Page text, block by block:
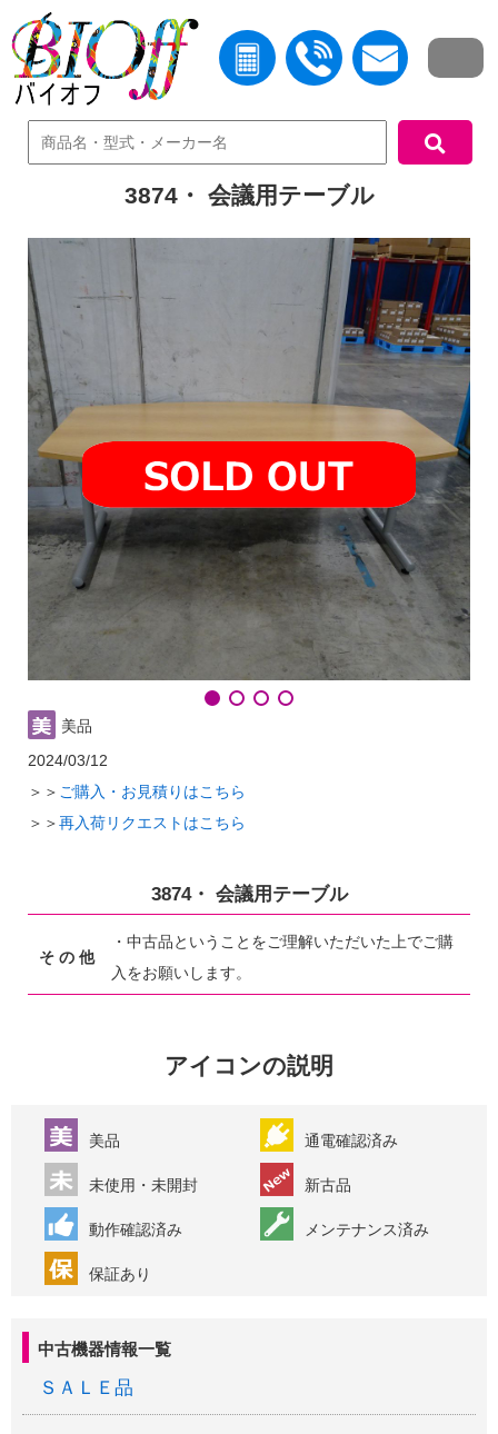
中古機器情報一覧
ＳＡＬＥ品
中古機器検索
3874・ 会議用テーブル
美品
2024/03/12
＞＞ ご購入・お見積りはこちら
＞＞再入荷リクエストはこちら
3874・ 会議用テーブル
そ の 他
・中古品ということをご理解いただいた上でご購
入をお願いします。
アイコンの説明
美品 通電確認済み
未使用・未開封 新古品
動作確認済み メンテナンス済み
保証あり